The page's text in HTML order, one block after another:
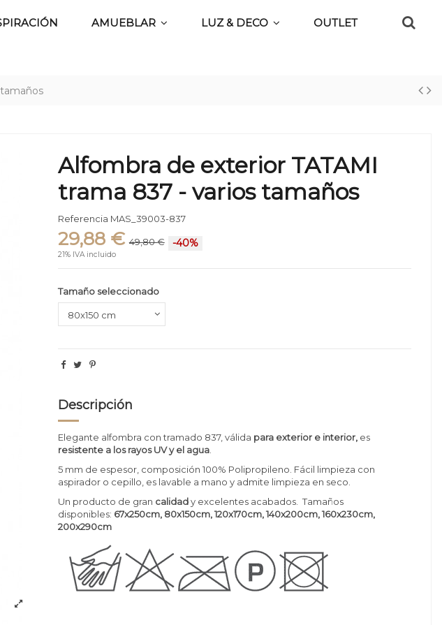
AMUEBLAR LUZ & DECO OUTLET
Alfombra de exterior TATAMI
trama 837 - varios tamaños
Referencia MAS_39003-837
29,88 € 49,80 € -40%
21% IVA incluido
Tamaño seleccionado
Descripción
Elegante alfombra con tramado 837, válida para exterior e interior, es
resistente a los rayos UV y el agua
5 mm de espesor, composición 100% Polipropileno. Fácil limpieza con
aspirador o cepillo, es lavable a mano y admite limpieza en seco.
Un producto de gran calidady excelentes acabados. Tamaños
disponibles: 67x250cm, 80x150cm, 120x170cm, 140x200cm, 160x230cm,
200x290cm